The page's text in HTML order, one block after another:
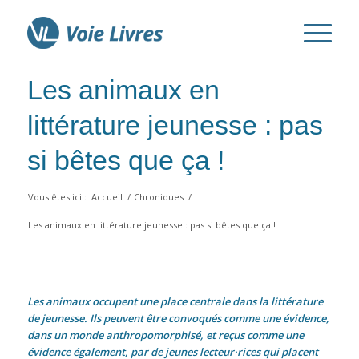
Les animaux en
littérature jeunesse : pas
si bêtes que ça !
Vous êtes ici : Accueil / Chroniques /
Les animaux en littérature jeunesse : pas si bêtes que ça !
Les animaux occupent une place centrale dans la littérature
de jeunesse. Ils peuvent être convoqués comme une évidence,
dans un monde anthropomorphisé, et reçus comme une
évidence également, par de jeunes lecteur·rices qui placent